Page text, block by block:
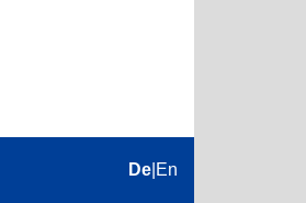
De En